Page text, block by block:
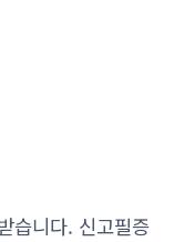
습니다. 신고필증